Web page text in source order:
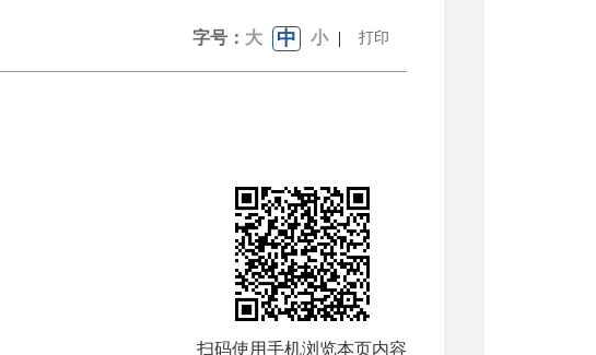
字号： 大 中 小 | 打印
扫码使用手机浏览本页内容